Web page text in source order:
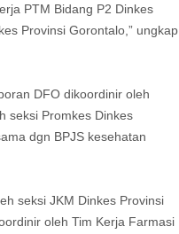
PTM Bidang P2 Dinkes
Provinsi Gorontalo,” ungkap
DFO dikoordinir oleh
seksi Promkes Dinkes
dgn BPJS kesehatan
seksi JKM Dinkes Provinsi
oleh Tim Kerja Farmasi